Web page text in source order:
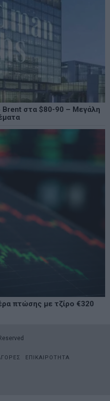
Brent στα $80-90 – Μεγάλη
πτώσης με τζίρο €320
ΕΠΙΚΑΙΡΟΤΗΤΑ